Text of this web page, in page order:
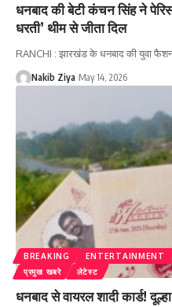
धनबाद की बेटी कंचन सिंह ने
धरती’ थीम से जीता दिल
RANCHI : झारखंड के धनबाद की युवा
Nakib Ziya May 14, 2026
BREAKING ENTERTAINMENT
प्रमुख खबरे
लेटेस्ट
धनबाद से वायरल शादी कार्ड!